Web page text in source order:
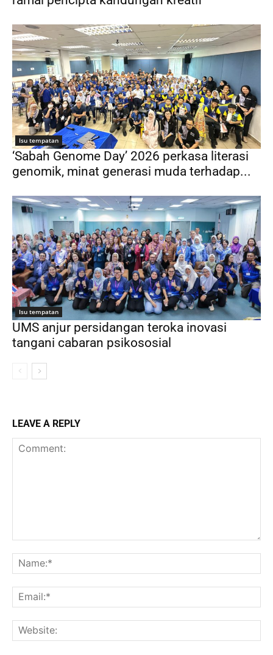
Isu tempatan
‘Sabah Genome Day’ 2026 perkasa literasi
genomik, minat generasi muda terhadap...
Isu tempatan
UMS anjur persidangan teroka inovasi
tangani cabaran psikososial
LEAVE A REPLY